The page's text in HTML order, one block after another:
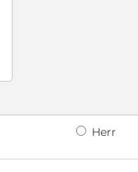
Herr